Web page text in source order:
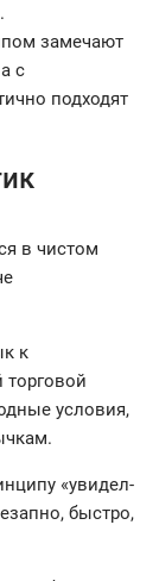
замечают
с
подходят
в чистом
к
условия,
«увидел-
быстро,